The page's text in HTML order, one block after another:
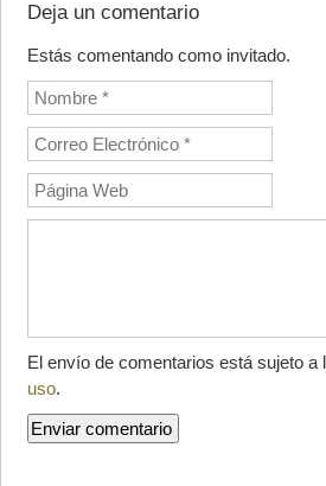
Deja un comentario
Estás comentando como invitado.
El envío de comentarios está sujeto a
uso.